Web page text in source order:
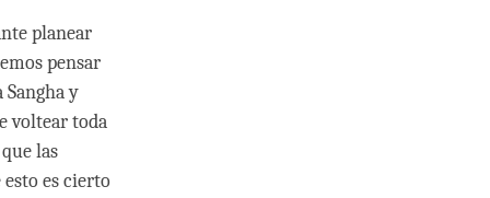
planear
pensar
y
voltear toda
las
es cierto